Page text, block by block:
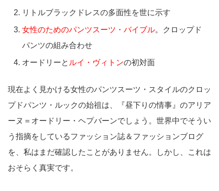
リトルブラックドレスの多面性を世に示す
女性のためのパンツスーツ・バイブル。クロップド
パンツの組み合わせ
オードリーと ルイ・ヴィトンの初対面
現在よく見かける女性のパンツスーツ・スタイルのクロッ
プドパンツ・ルックの始祖は、『昼下りの情事』のアリア
ーヌ＝オードリー・ヘプバーンでしょう。世界中でそうい
う指摘をしているファッション誌＆ファッションブログ
を、私はまだ確認したことがありません。しかし、これは
おそらく真実です。